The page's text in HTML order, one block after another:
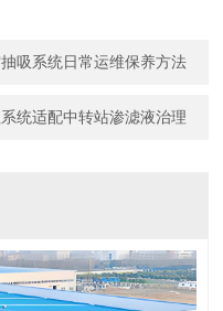
吸系统日常运维保养方法
统适配中转站渗滤液治理